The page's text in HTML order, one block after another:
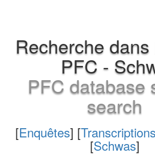
Recherche
PFC -
PFC database
search
[Enquêtes] [Transcriptions
[Schwas]